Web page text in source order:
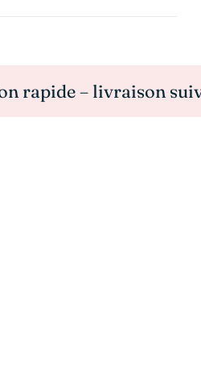
– livraison suivie